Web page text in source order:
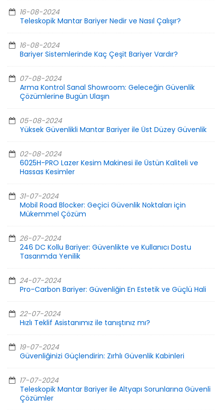
16-08-2024
Teleskopik Mantar Bariyer Nedir ve Nasıl Çalışır?
16-08-2024
Bariyer Sistemlerinde Kaç Çeşit Bariyer Vardır?
07-08-2024
Arma Kontrol Sanal Showroom: Geleceğin Güvenlik
Çözümlerine Bugün Ulaşın
05-08-2024
Yüksek Güvenlikli Mantar Bariyer ile Üst Düzey Güvenlik
02-08-2024
6025H-PRO Lazer Kesim Makinesi ile Üstün Kaliteli ve
Hassas Kesimler
31-07-2024
Mobil Road Blocker: Geçici Güvenlik Noktaları için
Mükemmel Çözüm
26-07-2024
246 DC Kollu Bariyer: Güvenlikte ve Kullanıcı Dostu
Tasarımda Yenilik
24-07-2024
Pro-Carbon Bariyer: Güvenliğin En Estetik ve Güçlü Hali
22-07-2024
Hızlı Teklif Asistanımız ile tanıştınız mı?
19-07-2024
Güvenliğinizi Güçlendirin: Zırhlı Güvenlik Kabinleri
17-07-2024
Teleskopik Mantar Bariyer ile Altyapı Sorunlarına Güvenli
Çözümler